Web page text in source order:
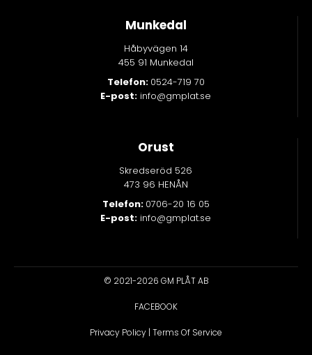
Munkedal
Håbyvägen 14
455 91 Munkedal
Telefon: 0524-719 70
E-post: info@gmplat.se
Orust
Skredseröd 526
473 96 HENÅN
Telefon: 0706-20 16 05
E-post: info@gmplat.se
© 2021-2026 GM PLÅT AB
FACEBOOK
Privacy Policy | Terms Of Service